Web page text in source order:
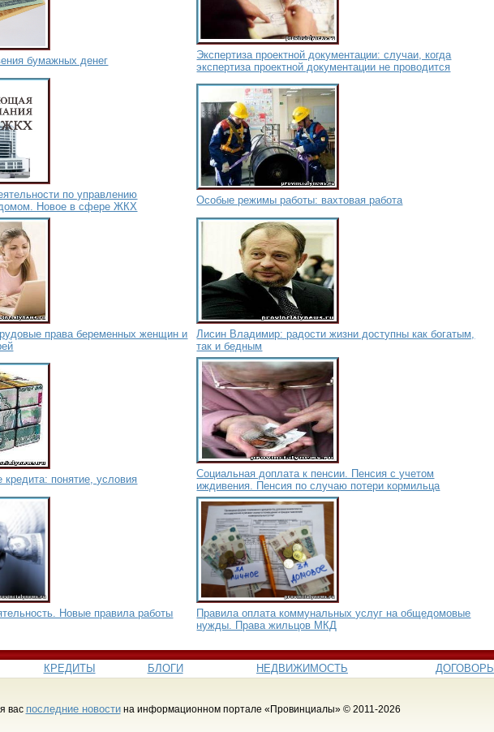
бумажных денег
Экспертиза проектной документации: случаи, когда
экспертиза проектной документации не проводится
по управлению
Новое в сфере ЖКХ
Особые режимы работы: вахтовая работа
права беременных женщин и
Лисин Владимир: радости жизни доступны как богатым,
так и бедным
кредита: понятие, условия
Социальная доплата к пенсии. Пенсия с учетом
иждивения. Пенсия по случаю потери кормильца
Новые правила работы
Правила оплата коммунальных услуг на общедомовые
нужды. Права жильцов МКД
КРЕДИТЫ БЛОГИ НЕДВИЖИМОСТЬ ДОГОВОРЫ
вас последние новостина информационном портале «Провинциалы» © 2011-2026